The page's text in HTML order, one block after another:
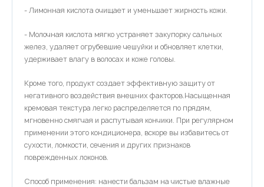
- Лимонная кислота очищает и уменьшает жирность кожи.
- Молочная кислота мягко устраняет закупорку сальных
желез, удаляет огрубевшие чешуйки и обновляет клетки,
удерживает влагу в волосах и коже головы.
Кроме того, продукт создает эффективную защиту от
негативного воздействия внешних факторов.Насыщенная
кремовая текстура легко распределяется по прядям,
мгновенно смягчая и распутывая кончики. При регулярном
применении этого кондиционера, вскоре вы избавитесь от
сухости, ломкости, сечения и других признаков
поврежденных локонов.
Способ применения: нанести бальзам на чистые влажные